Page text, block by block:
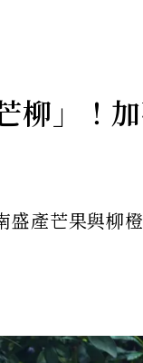
柳」！
盛產芒果與柳